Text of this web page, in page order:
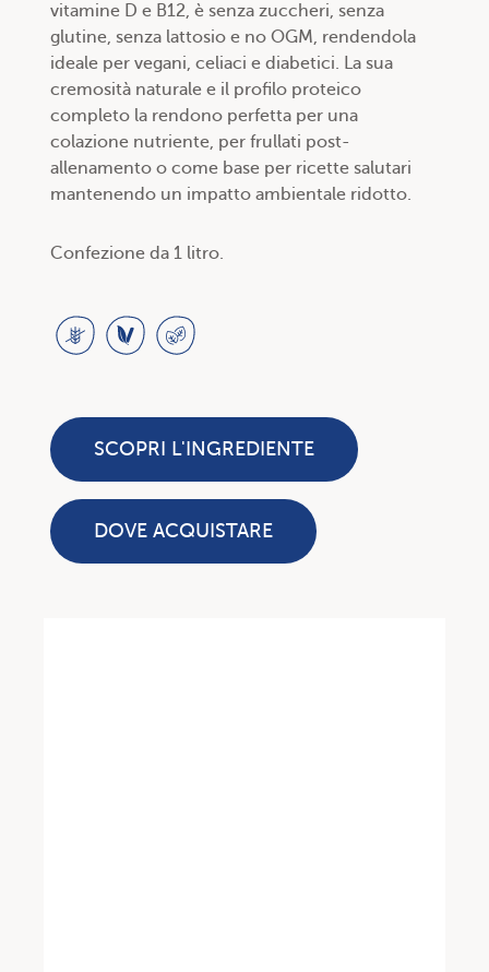
vitamine D e B12, è senza zuccheri, senza
glutine, senza lattosio e no OGM, rendendola
ideale per vegani, celiaci e diabetici. La sua
cremosità naturale e il profilo proteico
completo la rendono perfetta per una
colazione nutriente, per frullati post-
allenamento o come base per ricette salutari
mantenendo un impatto ambientale ridotto.
Confezione da 1 litro.
SCOPRI L'INGREDIENTE
DOVE ACQUISTARE